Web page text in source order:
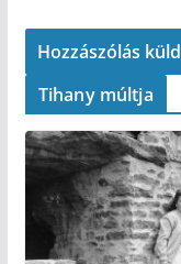
Tihany múltja